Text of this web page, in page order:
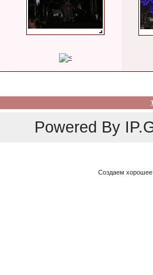
Powered By
Создаем